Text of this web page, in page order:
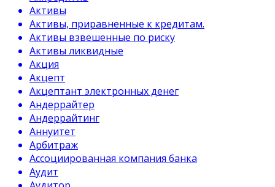
Активы
Активы, приравненные к кредитам.
Активы взвешенные по риску
Активы ликвидные
Акция
Акцепт
Акцептант электронных денег
Андеррайтер
Андеррайтинг
Аннуитет
Арбитраж
Ассоциированная компания банка
Аудит